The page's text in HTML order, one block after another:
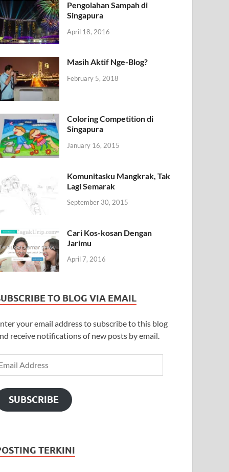
Pengolahan Sampah di
Singapura
April 18, 2016
Masih Aktif Nge-Blog?
February 5, 2018
Coloring Competition di
Singapura
January 16, 2015
Komunitasku Mangkrak, Tak
Lagi Semarak
September 30, 2015
Cari Kos-kosan Dengan
Jarimu
April 7, 2016
TO BLOG VIA EMAIL
your email address to subscribe to this blog
receive notifications of new posts by email.
SUBSCRIBE
TERKINI